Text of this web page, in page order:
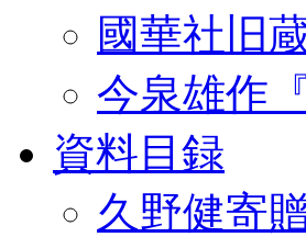
國華社旧
今泉雄作
資料目録
久野健寄